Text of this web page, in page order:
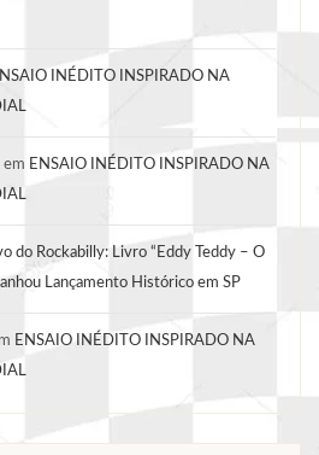
INÉDITO INSPIRADO NA
em ENSAIO INÉDITO INSPIRADO NA
do Rockabilly: Livro “Eddy Teddy – O
Lançamento Histórico em SP
ENSAIO INÉDITO INSPIRADO NA